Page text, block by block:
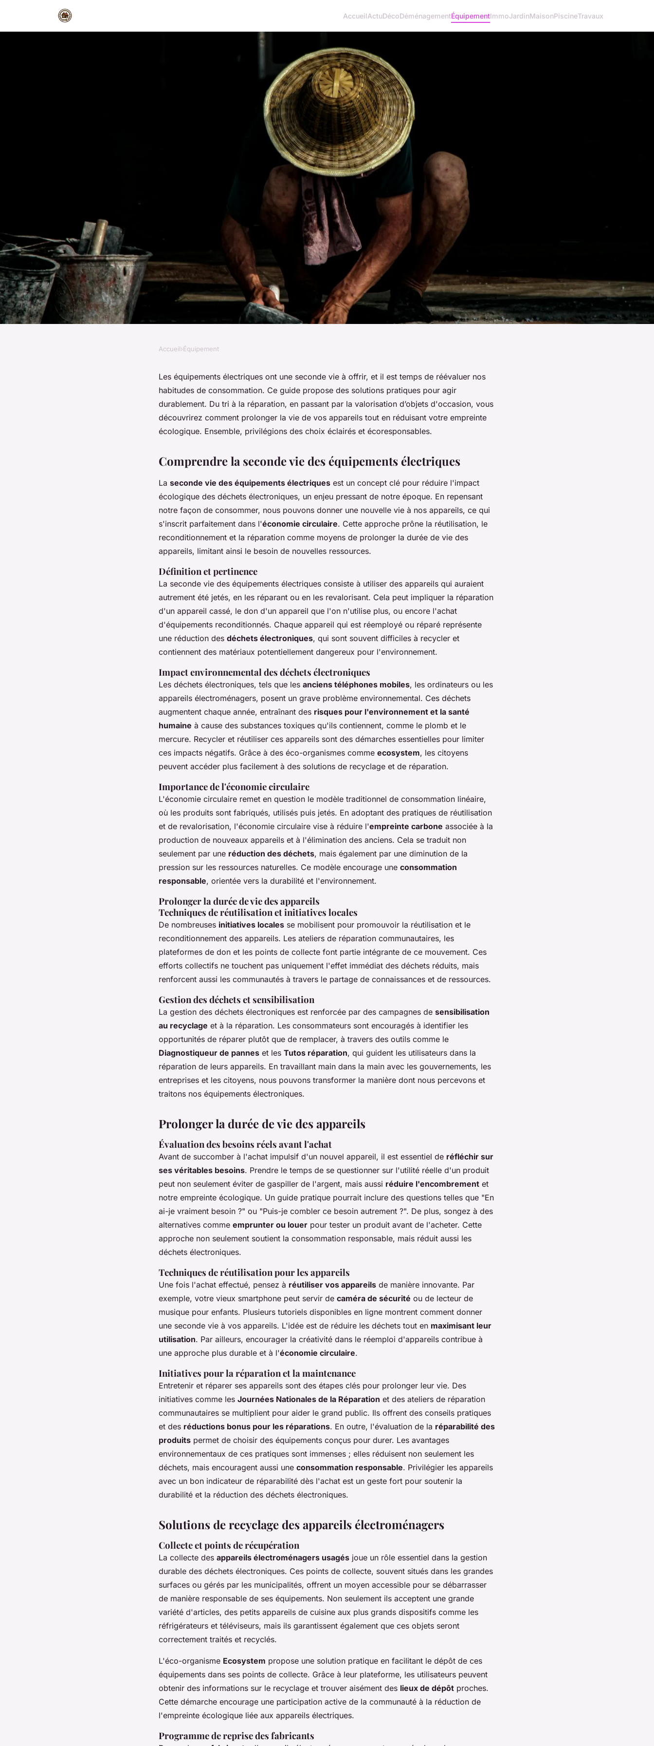
AccueilActuDécoDéménagementÉquipementImmoJardinMaisonPiscineTravaux
Seconde vie équipements électriques :
votre guide pour agir durablement
Accueil›Équipement
Les équipements électriques ont une seconde vie à offrir, et il est temps de réévaluer nos
habitudes de consommation. Ce guide propose des solutions pratiques pour agir
durablement. Du tri à la réparation, en passant par la valorisation d’objets d'occasion, vous
découvrirez comment prolonger la vie de vos appareils tout en réduisant votre empreinte
écologique. Ensemble, privilégions des choix éclairés et écoresponsables.
Comprendre la seconde vie des équipements électriques
La seconde vie des équipements électriques est un concept clé pour réduire l'impact
écologique des déchets électroniques, un enjeu pressant de notre époque. En repensant
notre façon de consommer, nous pouvons donner une nouvelle vie à nos appareils, ce qui
s'inscrit parfaitement dans l'économie circulaire. Cette approche prône la réutilisation, le
reconditionnement et la réparation comme moyens de prolonger la durée de vie des
appareils, limitant ainsi le besoin de nouvelles ressources.
Définition et pertinence
La seconde vie des équipements électriques consiste à utiliser des appareils qui auraient
autrement été jetés, en les réparant ou en les revalorisant. Cela peut impliquer la réparation
d'un appareil cassé, le don d'un appareil que l'on n'utilise plus, ou encore l'achat
d'équipements reconditionnés. Chaque appareil qui est réemployé ou réparé représente
une réduction des déchets électroniques, qui sont souvent difficiles à recycler et
contiennent des matériaux potentiellement dangereux pour l'environnement.
Impact environnemental des déchets électroniques
Les déchets électroniques, tels que les anciens téléphones mobiles, les ordinateurs ou les
appareils électroménagers, posent un grave problème environnemental. Ces déchets
augmentent chaque année, entraînant des risques pour l'environnement et la santé
humaine à cause des substances toxiques qu'ils contiennent, comme le plomb et le
mercure. Recycler et réutiliser ces appareils sont des démarches essentielles pour limiter
ces impacts négatifs. Grâce à des éco-organismes comme ecosystem, les citoyens
peuvent accéder plus facilement à des solutions de recyclage et de réparation.
Importance de l'économie circulaire
L'économie circulaire remet en question le modèle traditionnel de consommation linéaire,
où les produits sont fabriqués, utilisés puis jetés. En adoptant des pratiques de réutilisation
et de revalorisation, l'économie circulaire vise à réduire l'empreinte carbone associée à la
production de nouveaux appareils et à l'élimination des anciens. Cela se traduit non
seulement par une réduction des déchets, mais également par une diminution de la
pression sur les ressources naturelles. Ce modèle encourage une consommation
responsable, orientée vers la durabilité et l'environnement.
Prolonger la durée de vie des appareils
Techniques de réutilisation et initiatives locales
De nombreuses initiatives locales se mobilisent pour promouvoir la réutilisation et le
reconditionnement des appareils. Les ateliers de réparation communautaires, les
plateformes de don et les points de collecte font partie intégrante de ce mouvement. Ces
efforts collectifs ne touchent pas uniquement l'effet immédiat des déchets réduits, mais
renforcent aussi les communautés à travers le partage de connaissances et de ressources.
Gestion des déchets et sensibilisation
La gestion des déchets électroniques est renforcée par des campagnes de sensibilisation
au recyclage et à la réparation. Les consommateurs sont encouragés à identifier les
opportunités de réparer plutôt que de remplacer, à travers des outils comme le
Diagnostiqueur de pannes et les Tutos réparation, qui guident les utilisateurs dans la
réparation de leurs appareils. En travaillant main dans la main avec les gouvernements, les
entreprises et les citoyens, nous pouvons transformer la manière dont nous percevons et
traitons nos équipements électroniques.
Prolonger la durée de vie des appareils
Évaluation des besoins réels avant l'achat
Avant de succomber à l'achat impulsif d'un nouvel appareil, il est essentiel de réfléchir sur
ses véritables besoins. Prendre le temps de se questionner sur l'utilité réelle d'un produit
peut non seulement éviter de gaspiller de l'argent, mais aussi réduire l'encombrement et
notre empreinte écologique. Un guide pratique pourrait inclure des questions telles que "En
ai-je vraiment besoin ?" ou "Puis-je combler ce besoin autrement ?". De plus, songez à des
alternatives comme emprunter ou louer pour tester un produit avant de l'acheter. Cette
approche non seulement soutient la consommation responsable, mais réduit aussi les
déchets électroniques.
Techniques de réutilisation pour les appareils
Une fois l'achat effectué, pensez à réutiliser vos appareils de manière innovante. Par
exemple, votre vieux smartphone peut servir de caméra de sécurité ou de lecteur de
musique pour enfants. Plusieurs tutoriels disponibles en ligne montrent comment donner
une seconde vie à vos appareils. L'idée est de réduire les déchets tout en maximisant leur
utilisation. Par ailleurs, encourager la créativité dans le réemploi d'appareils contribue à
une approche plus durable et à l'économie circulaire.
Initiatives pour la réparation et la maintenance
Entretenir et réparer ses appareils sont des étapes clés pour prolonger leur vie. Des
initiatives comme les Journées Nationales de la Réparation et des ateliers de réparation
communautaires se multiplient pour aider le grand public. Ils offrent des conseils pratiques
et des réductions bonus pour les réparations. En outre, l'évaluation de la réparabilité des
produits permet de choisir des équipements conçus pour durer. Les avantages
environnementaux de ces pratiques sont immenses ; elles réduisent non seulement les
déchets, mais encouragent aussi une consommation responsable. Privilégier les appareils
avec un bon indicateur de réparabilité dès l'achat est un geste fort pour soutenir la
durabilité et la réduction des déchets électroniques.
Solutions de recyclage des appareils électroménagers
Collecte et points de récupération
La collecte des appareils électroménagers usagés joue un rôle essentiel dans la gestion
durable des déchets électroniques. Ces points de collecte, souvent situés dans les grandes
surfaces ou gérés par les municipalités, offrent un moyen accessible pour se débarrasser
de manière responsable de ses équipements. Non seulement ils acceptent une grande
variété d'articles, des petits appareils de cuisine aux plus grands dispositifs comme les
réfrigérateurs et téléviseurs, mais ils garantissent également que ces objets seront
correctement traités et recyclés.
L'éco-organisme Ecosystem propose une solution pratique en facilitant le dépôt de ces
équipements dans ses points de collecte. Grâce à leur plateforme, les utilisateurs peuvent
obtenir des informations sur le recyclage et trouver aisément des lieux de dépôt proches.
Cette démarche encourage une participation active de la communauté à la réduction de
l'empreinte écologique liée aux appareils électriques.
Programme de reprise des fabricants